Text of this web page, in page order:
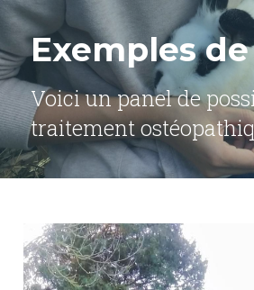
Exemples
Voici un panel de
traitement